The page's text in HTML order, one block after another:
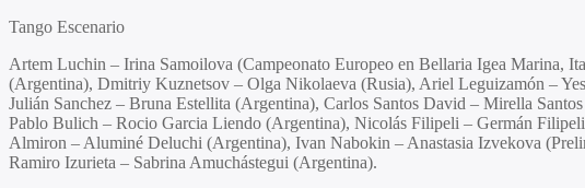
Tango Escenario
Artem Luchin – Irina Samoilova (Campeonato Europeo en Bellaria Igea Marina,
(Argentina), Dmitriy Kuznetsov – Olga Nikolaeva (Rusia), Ariel Leguizamón –
Julián Sanchez – Bruna Estellita (Argentina), Carlos Santos David – Mirella
Pablo Bulich – Rocio Garcia Liendo (Argentina), Nicolás Filipeli – Germán
Almiron – Aluminé Deluchi (Argentina), Ivan Nabokin – Anastasia Izvekova
Ramiro Izurieta – Sabrina Amuchástegui (Argentina).